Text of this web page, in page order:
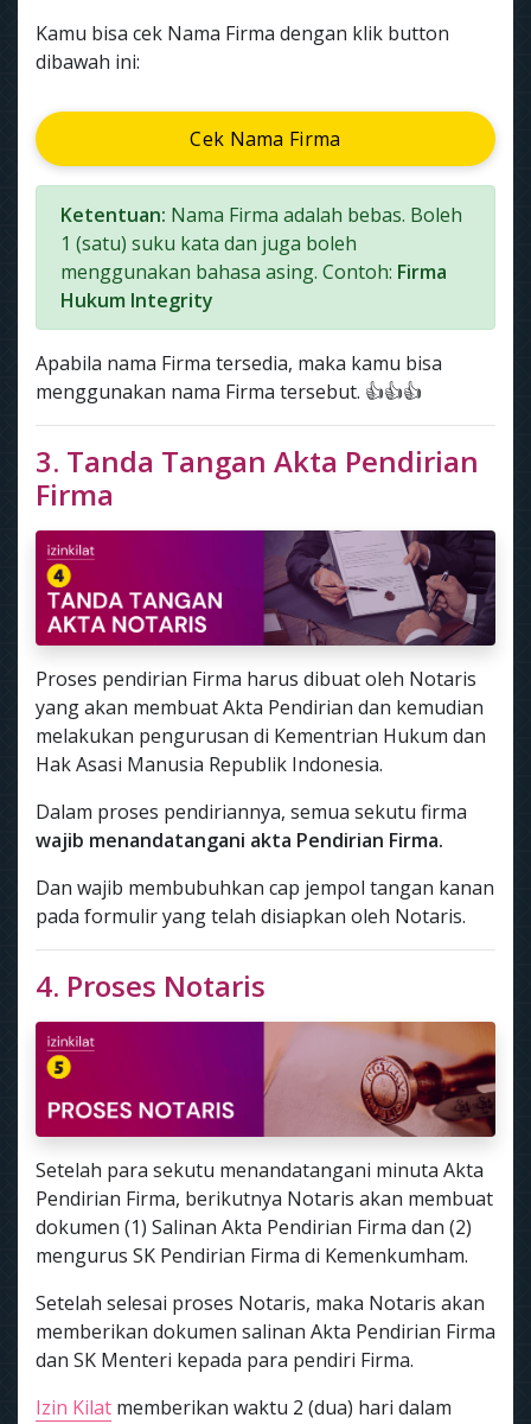
Kamu bisa cek Nama Firma dengan klik button
dibawah ini:
Cek Nama Firma
Ketentuan: Nama Firma adalah bebas. Boleh
1 (satu) suku kata dan juga boleh
menggunakan bahasa asing. Contoh: Firma
Hukum Integrity
Apabila nama Firma tersedia, maka kamu bisa
menggunakan nama Firma tersebut. 👍👍👍
3. Tanda Tangan Akta Pendirian
Firma
Proses pendirian Firma harus dibuat oleh Notaris
yang akan membuat Akta Pendirian dan kemudian
melakukan pengurusan di Kementrian Hukum dan
Hak Asasi Manusia Republik Indonesia.
Dalam proses pendiriannya, semua sekutu firma
wajib menandatangani akta Pendirian Firma.
Dan wajib membubuhkan cap jempol tangan kanan
pada formulir yang telah disiapkan oleh Notaris.
4. Proses Notaris
Setelah para sekutu menandatangani minuta Akta
Pendirian Firma, berikutnya Notaris akan membuat
dokumen (1) Salinan Akta Pendirian Firma dan (2)
mengurus SK Pendirian Firma di Kemenkumham.
Setelah selesai proses Notaris, maka Notaris akan
memberikan dokumen salinan Akta Pendirian Firma
dan SK Menteri kepada para pendiri Firma.
Izin Kilat memberikan waktu 2 (dua) hari dalam